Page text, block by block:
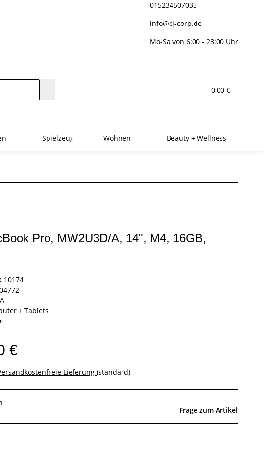
015234507033
info@cj-corp.de
Mo-Sa von 6:00 - 23:00 Uhr
0,00 €
Spielzeug Wohnen Beauty + Wellness
Pro, MW2U3D/A, 14", M4, 16GB,
10174
+ Tablets
€
Lieferung (standard)
Frage zum Artikel